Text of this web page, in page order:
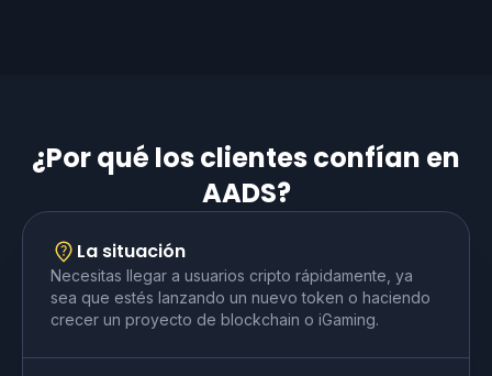
¿Por qué los clientes confían en
AADS?
La situación
Necesitas llegar a usuarios cripto rápidamente, ya
sea que estés lanzando un nuevo token o haciendo
crecer un proyecto de blockchain o iGaming.